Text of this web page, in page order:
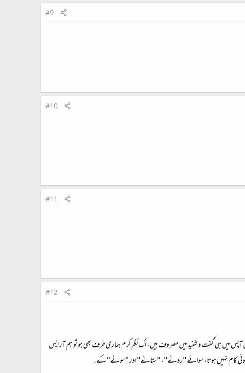
#9
#10
#11
#12
آپس میں ہی گفت و شنید میں مصروف ہیں، اک نظرِ کرم ہماری طرف بھی ہو تو ہم آر ایس
کوئی کام نہیں ہوتا، سوائے "رونے"، "ستانے" اور "سونے" کے۔